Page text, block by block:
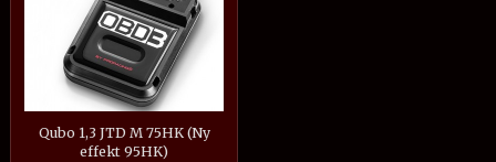
Qubo 1,3 JTD M 75HK (Ny
effekt 95HK)